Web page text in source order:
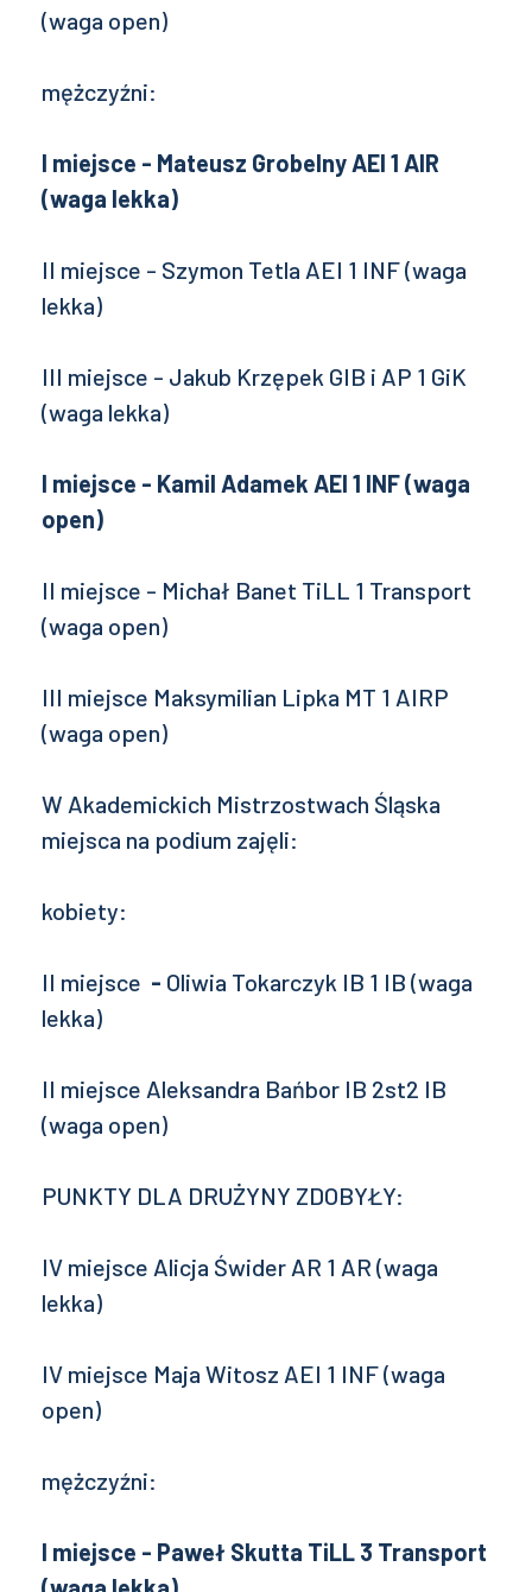
(waga open)
mężczyźni:
I miejsce - Mateusz Grobelny AEI 1 AIR
(waga lekka)
II miejsce - Szymon Tetla AEI 1 INF (waga
lekka)
III miejsce - Jakub Krzępek GIB i AP 1 GiK
(waga lekka)
I miejsce - Kamil Adamek AEI 1 INF (waga
open)
II miejsce - Michał Banet TiLL 1 Transport
(waga open)
III miejsce Maksymilian Lipka MT 1 AIRP
(waga open)
W Akademickich Mistrzostwach Śląska
miejsca na podium zajęli:
kobiety:
II miejsce - Oliwia Tokarczyk IB 1 IB (waga
lekka)
II miejsce Aleksandra Bańbor IB 2st2 IB
(waga open)
PUNKTY DLA DRUŻYNY ZDOBYŁY:
IV miejsce Alicja Świder AR 1 AR (waga
lekka)
IV miejsce Maja Witosz AEI 1 INF (waga
open)
mężczyźni:
I miejsce - Paweł Skutta TiLL 3 Transport